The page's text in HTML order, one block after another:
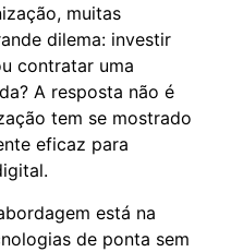
muitas
dilema: investir
contratar uma
A resposta não é
tem se mostrado
eficaz para
está na
de ponta sem